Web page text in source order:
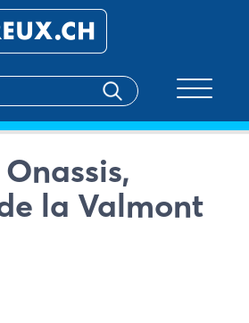
la Valmont